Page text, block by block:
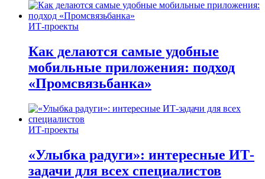
ИТ-проекты
Как делаются самые удобные
мобильные приложения: подход
«Промсвязьбанка»
ИТ-проекты
«Улыбка радуги»: интересные ИТ-
задачи для всех специалистов